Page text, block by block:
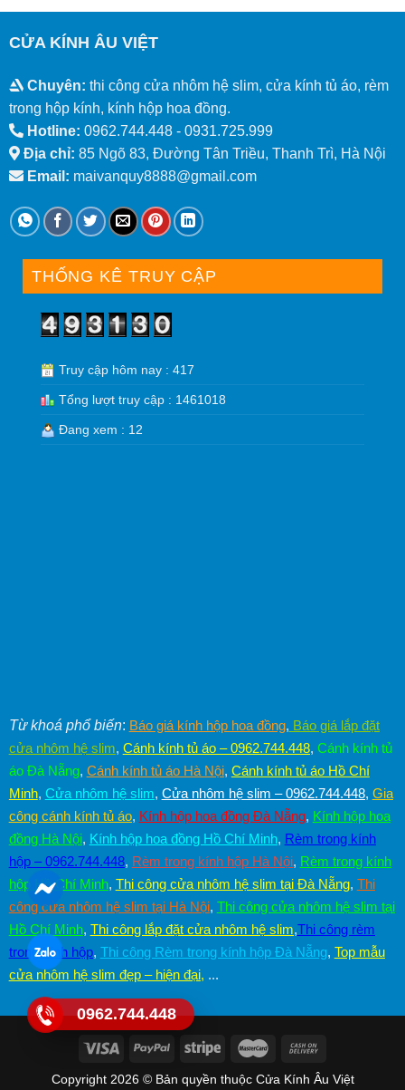
CỬA KÍNH ÂU VIỆT
Chuyên: thi công cửa nhôm hệ slim, cửa kính tủ áo, rèm
trong hộp kính, kính hộp hoa đồng.
Hotline: 0962.744.448 - 0931.725.999
Địa chỉ: 85 Ngõ 83, Đường Tân Triều, Thanh Trì, Hà Nội
Email: maivanquy8888@gmail.com
THỐNG KÊ TRUY CẬP
Truy cập hôm nay : 417
Tổng lượt truy cập : 1461018
Đang xem : 12
Từ khoá phổ biến: Báo giá kính hộp hoa đồng, Báo giá lắp đặt
cửa nhôm hệ slim, Cánh kính tủ áo – 0962.744.448, Cánh kính tủ
áo Đà Nẵng, Cánh kính tủ áo Hà Nội, Cánh kính tủ áo Hồ Chí
Minh, Cửa nhôm hệ slim, Cửa nhôm hệ slim – 0962.744.448, Gia
công cánh kính tủ áo, Kính hộp hoa đồng Đà Nẵng, Kính hộp hoa
đồng Hà Nội, Kính hộp hoa đồng Hồ Chí Minh, Rèm trong kính
hộp – 0962.744.448, Rèm trong kính hộp Hà Nội, Rèm trong kính
hộp Hồ Chí Minh, Thi công cửa nhôm hệ slim tại Đà Nẵng, Thi
công cửa nhôm hệ slim tại Hà Nội, Thi công cửa nhôm hệ slim tại
Hồ Chí Minh, Thi công lắp đặt cửa nhôm hệ slim,Thi công rèm
trong kính hộp, Thi công Rèm trong kính hộp Đà Nẵng, Top mẫu
cửa nhôm hệ slim đẹp – hiện đại, ...
Copyright 2026 © Bản quyền thuộc Cửa Kính Âu Việt
0962.744.448